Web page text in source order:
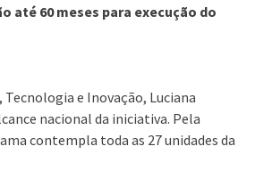
até 60 meses para execução do
e Inovação, Luciana
nacional da iniciativa. Pela
contempla toda as 27 unidades da